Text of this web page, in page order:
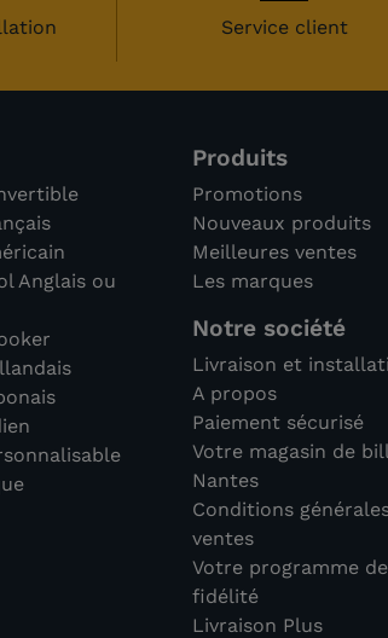
Service client
Anglais ou
Produits
Promotions
Nouveaux produits
Meilleures ventes
Les marques
Notre société
Livraison et
A propos
Paiement sécurisé
Votre magasin de
Nantes
Conditions
ventes
Votre programme de
fidélité
Livraison Plus